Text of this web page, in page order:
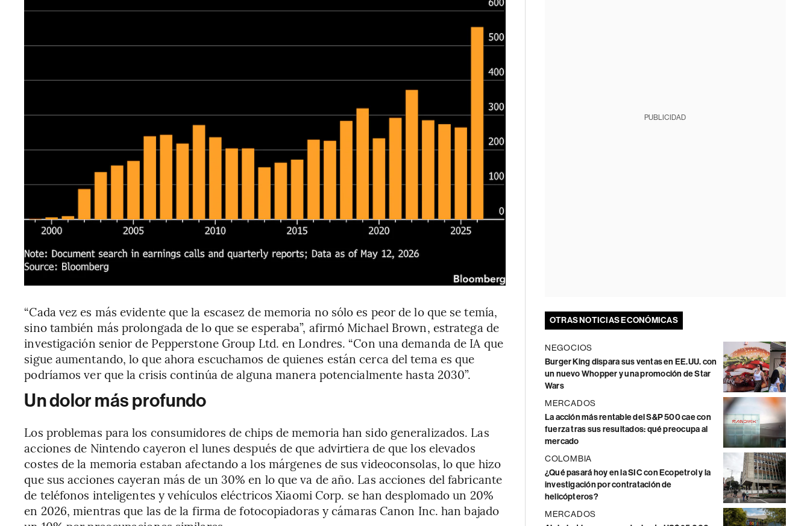
“Cada vez es más evidente que la escasez de memoria no sólo es peor de lo que se temía,
sino también más prolongada de lo que se esperaba”, afirmó Michael Brown, estratega de
investigación senior de Pepperstone Group Ltd. en Londres. “Con una demanda de IA que
sigue aumentando, lo que ahora escuchamos de quienes están cerca del tema es que
podríamos ver que la crisis continúa de alguna manera potencialmente hasta 2030”.
Un dolor más profundo
Los problemas para los consumidores de chips de memoria han sido generalizados. Las
acciones de Nintendo cayeron el lunes después de que advirtiera de que los elevados
costes de la memoria estaban afectando a los márgenes de sus videoconsolas, lo que hizo
que sus acciones cayeran más de un 30% en lo que va de año. Las acciones del fabricante
de teléfonos inteligentes y vehículos eléctricos Xiaomi Corp. se han desplomado un 20%
en 2026, mientras que las de la firma de fotocopiadoras y cámaras Canon Inc. han bajado
PUBLICIDAD
OTRAS NOTICIAS ECONÓMICAS
NEGOCIOS
Burger King dispara sus ventas en EE.UU. con
un nuevo Whopper y una promoción de Star
Wars
MERCADOS
La acción más rentable del S&P 500 cae con
fuerza tras sus resultados: qué preocupa al
mercado
COLOMBIA
¿Qué pasará hoy en la SIC con Ecopetrol y la
investigación por contratación de
helicópteros?
MERCADOS